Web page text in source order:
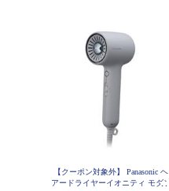
【クーポン対象外】 Panasonic ヘ
アードライヤーイオニティ モダン